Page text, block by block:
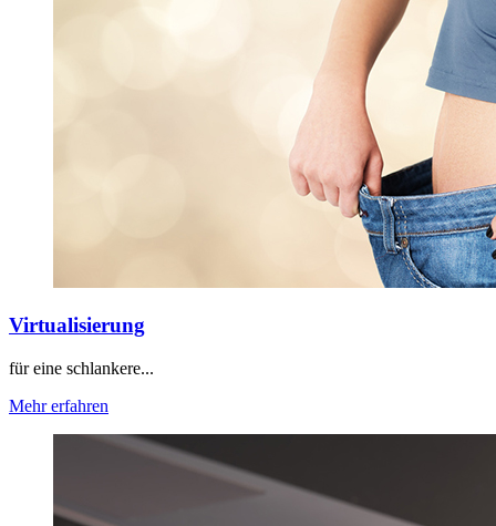
Virtualisierung
für eine schlankere...
Mehr erfahren